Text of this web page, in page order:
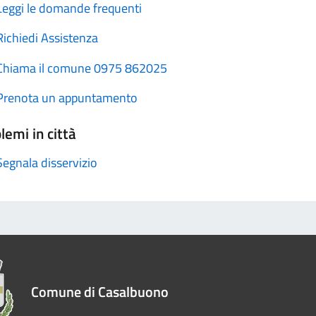
le domande frequenti
Assistenza
il comune 0975 862025
un appuntamento
in città
disservizio
Comune di Casalbuono